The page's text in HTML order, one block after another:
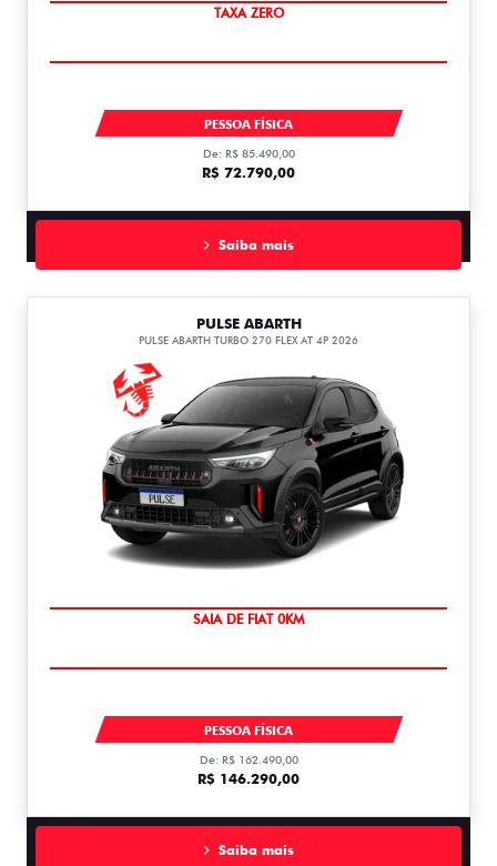
PREÇO IMPERDÍVEL
MOBI LIKE 1.0 MT FLEX 1.0
PESSOA FÍSICA
De: R$ 85.490,00
R$ 72.790,00
Saiba mais
PULSE ABARTH
PULSE ABARTH TURBO 270 FLEX AT 4P 2026
OPORTUNIDADE
PULSE ABARTH TUBO 270 AT FLEX T270
PESSOA FÍSICA
De: R$ 162.490,00
R$ 146.290,00
Saiba mais